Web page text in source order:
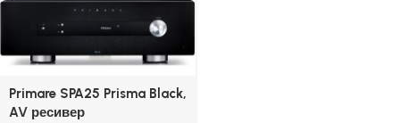
Primare SPA25 Prisma Black,
AV ресивер